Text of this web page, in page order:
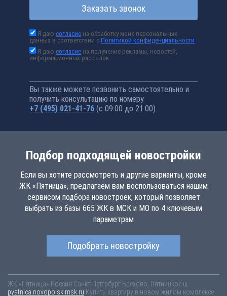
Заказать звонок
Я даюсогласие на обработку моих персональных
данных в соответствии сПолитикой конфиденциальности
Я даюсогласие на получение рекламы, новостей,
информационных рассылок
Вы также можете позвонить самостоятельно и
получить консультацию по номеру
+7 (495) 021-41-76 (с 09:00 до 21:00)
Подбор подходящей новостройки
Если вы хотите рассмотреть и другие варианты, кроме
ЖК «Пятница», предлагаем вам воспользоваться нашим
сервисом подбора новостроек, который позволяет
выбрать из базы 665 ЖК в МСК и МО по 4 ключевым
параметрам
Подобрать новостройку
ЖК «Пятница» Россия Санкт-Петербург Брехово, Пятницкое ш.
pyatnica.novopoisk.msk.ru Купить квартиру в новом жилом комплексе